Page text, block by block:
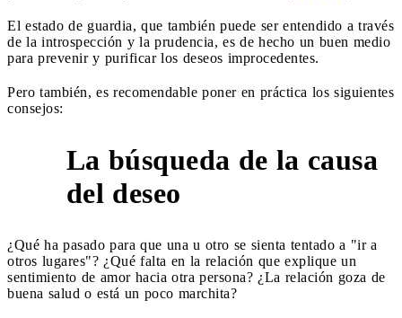
El estado de guardia, que también puede ser entendido a través
de la introspección y la prudencia, es de hecho un buen medio
para prevenir y purificar los deseos improcedentes.
Pero también, es recomendable poner en práctica los siguientes
consejos:
La búsqueda de la causa
del deseo
¿Qué ha pasado para que una u otro se sienta tentado a "ir a
otros lugares"? ¿Qué falta en la relación que explique un
sentimiento de amor hacia otra persona? ¿La relación goza de
buena salud o está un poco marchita?